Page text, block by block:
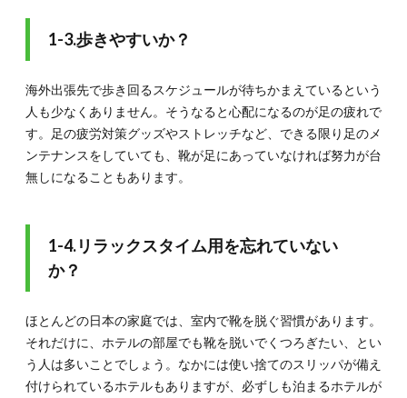
も活躍
するシ
2.4.
2-4.リ
ラック
スタイ
ムで活
躍する
3.海
外出
靴を
メン
テす
る方
法
1-3.歩きやすいか？
海外出張先で歩き回るスケジュールが待ちかまえているという
人も少なくありません。そうなると心配になるのが足の疲れで
す。足の疲労対策グッズやストレッチなど、できる限り足のメ
ンテナンスをしていても、靴が足にあっていなければ努力が台
無しになることもあります。
1-4.リラックスタイム用を忘れていない
か？
ほとんどの日本の家庭では、室内で靴を脱ぐ習慣があります。
それだけに、ホテルの部屋でも靴を脱いでくつろぎたい、とい
う人は多いことでしょう。なかには使い捨てのスリッパが備え
付けられているホテルもありますが、必ずしも泊まるホテルが